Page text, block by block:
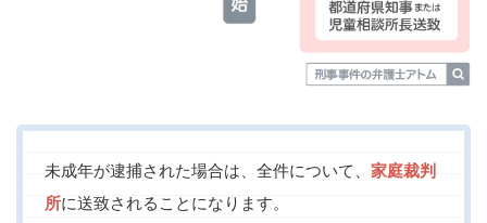
未成年が逮捕された場合は、全件について、 家庭裁判
所に送致されることになります。